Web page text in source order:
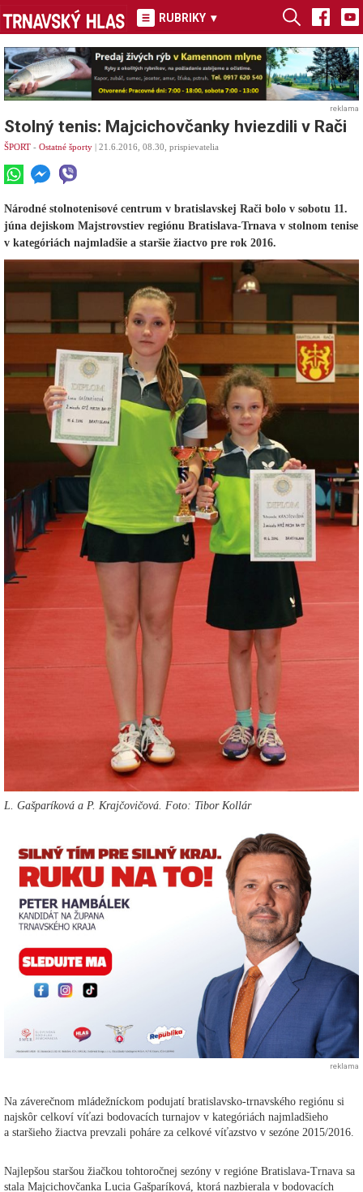
RUBRIKY ▾
reklama
Stolný tenis: Majcichovčanky hviezdili v Rači
ŠPORT - Ostatné športy | 21.6.2016, 08.30, prispievatelia
Národné stolnotenisové centrum v bratislavskej Rači bolo v sobotu 11.
júna dejiskom Majstrovstiev regiónu Bratislava-Trnava v stolnom tenise
v kategóriách najmladšie a staršie žiactvo pre rok 2016.
L. Gašparíková a P. Krajčovičová. Foto: Tibor Kollár
reklama
Na záverečnom mládežníckom podujatí bratislavsko-trnavského regiónu si
najskôr celkoví víťazi bodovacích turnajov v kategóriách najmladšieho
a staršieho žiactva prevzali poháre za celkové víťazstvo v sezóne 2015/2016.
Najlepšou staršou žiačkou tohtoročnej sezóny v regióne Bratislava-Trnava sa
stala Majcichovčanka Lucia Gašparíková, ktorá nazbierala v bodovacích